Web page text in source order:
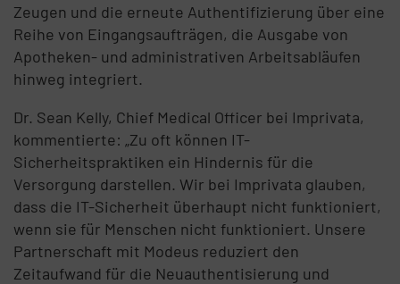
Zeugen und die erneute Authentifizierung über eine
Reihe von Eingangsaufträgen, die Ausgabe von
Apotheken- und administrativen Arbeitsabläufen
hinweg integriert.
Dr. Sean Kelly, Chief Medical Officer bei Imprivata,
kommentierte: „Zu oft können IT-
Sicherheitspraktiken ein Hindernis für die
Versorgung darstellen. Wir bei Imprivata glauben,
dass die IT-Sicherheit überhaupt nicht funktioniert,
wenn sie für Menschen nicht funktioniert. Unsere
Partnerschaft mit Modeus reduziert den
Zeitaufwand für die Neuauthentisierung und